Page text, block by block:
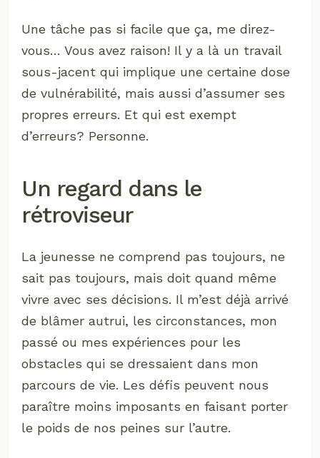
Une tâche pas si facile que ça, me direz-
vous… Vous avez raison! Il y a là un travail
sous-jacent qui implique une certaine dose
de vulnérabilité, mais aussi d’assumer ses
propres erreurs. Et qui est exempt
d’erreurs? Personne.
Un regard dans le
rétroviseur
La jeunesse ne comprend pas toujours, ne
sait pas toujours, mais doit quand même
vivre avec ses décisions. Il m’est déjà arrivé
de blâmer autrui, les circonstances, mon
passé ou mes expériences pour les
obstacles qui se dressaient dans mon
parcours de vie. Les défis peuvent nous
paraître moins imposants en faisant porter
le poids de nos peines sur l’autre.